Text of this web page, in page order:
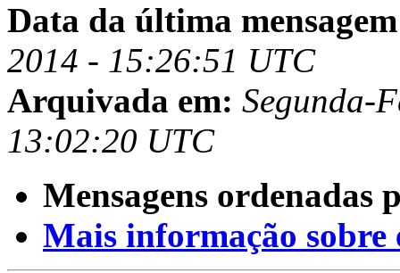
Data da última
2014 - 15:26:51 UTC
Arquivada em: Segunda-
13:02:20 UTC
Mensagens ordenadas
Mais informação sobre